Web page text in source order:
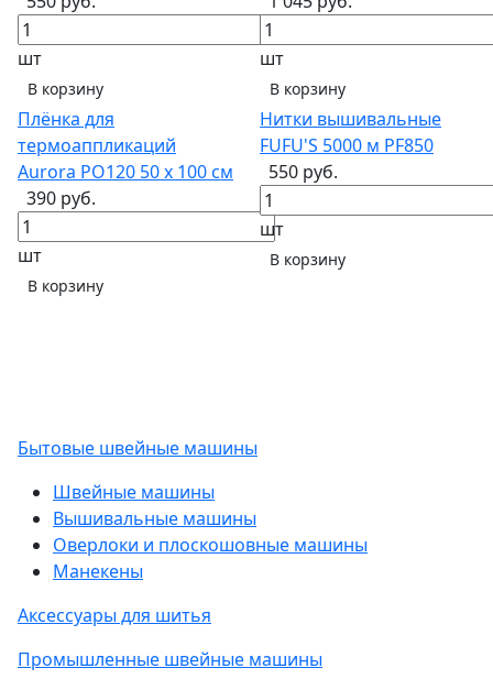
шт
В корзину
шт
В корзину
Плёнка для
термоаппликаций
Aurora PO120 50 х 100 см
390 руб.
шт
В корзину
Нитки вышивальные
FUFU'S 5000 м PF850
550 руб.
шт
В корзину
Бытовые швейные машины
Швейные машины
Вышивальные машины
Оверлоки и плоскошовные машины
Манекены
Аксессуары для шитья
Промышленные швейные машины